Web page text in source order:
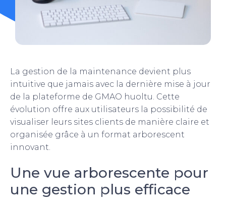
La gestion de la maintenance devient plus
intuitive que jamais avec la dernière mise à jour
de la plateforme de GMAO huoltu. Cette
évolution offre aux utilisateurs la possibilité de
visualiser leurs sites clients de manière claire et
organisée grâce à un format arborescent
innovant.
Une vue arborescente pour
une gestion plus efficace